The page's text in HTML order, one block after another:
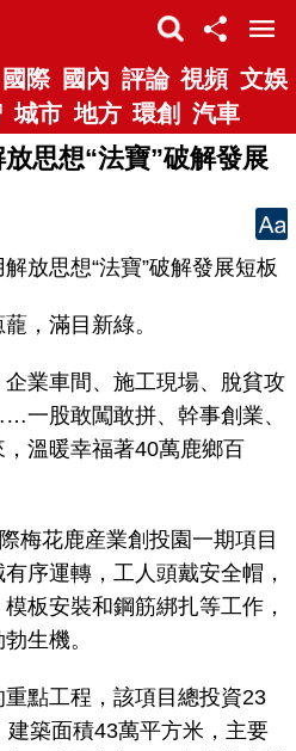
國際 國內 評論 視頻 文娛
城市 地方 環創 汽車
思想“法寶”破解發展
思想“法寶”破解發展短板
，滿目新綠。
業車間、施工現場、脫貧攻
一股敢闖敢拼、幹事創業、
溫暖幸福著40萬鹿鄉百
花鹿産業創投園一期項目
序運轉，工人頭戴安全帽，
板安裝和鋼筋綁扎等工作，
生機。
點工程，該項目總投資23
築面積43萬平方米，主要